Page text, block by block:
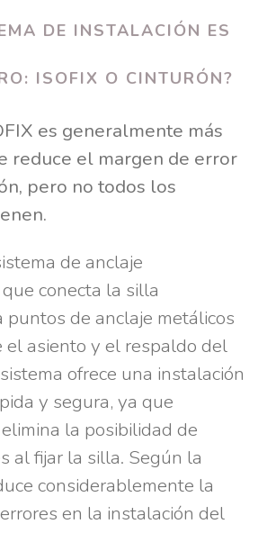
DE INSTALACIÓN ES
ISOFIX O CINTURÓN?
es generalmente más
reduce el margen de error
pero no todos los
de anclaje
conecta la silla
puntos de anclaje metálicos
el asiento y el respaldo del
ofrece una instalación
y segura, ya que
la posibilidad de
al fijar la silla. Según la
considerablemente la
en la instalación del